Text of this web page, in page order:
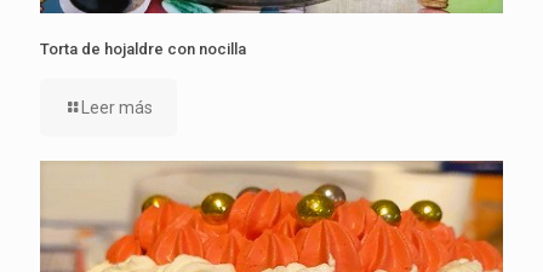
Torta de hojaldre con nocilla
Leer más